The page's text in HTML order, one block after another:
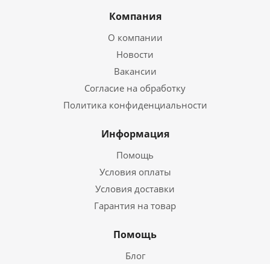
Компания
О компании
Новости
Вакансии
Согласие на обработку
Политика конфиденциальности
Информация
Помощь
Условия оплаты
Условия доставки
Гарантия на товар
Помощь
Блог